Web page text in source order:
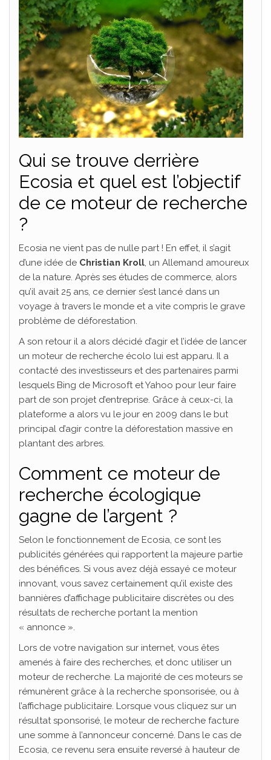
Qui se trouve derrière
Ecosia et quel est l’objectif
de ce moteur de recherche
?
Ecosia ne vient pas de nulle part ! En effet, il s’agit
d’une idée de Christian Kroll, un Allemand amoureux
de la nature. Après ses études de commerce, alors
qu’il avait 25 ans, ce dernier s’est lancé dans un
voyage à travers le monde et a vite compris le grave
problème de déforestation.
A son retour il a alors décidé d’agir et l’idée de lancer
un moteur de recherche écolo lui est apparu. Il a
contacté des investisseurs et des partenaires parmi
lesquels Bing de Microsoft et Yahoo pour leur faire
part de son projet d’entreprise. Grâce à ceux-ci, la
plateforme a alors vu le jour en 2009 dans le but
principal d’agir contre la déforestation massive en
plantant des arbres.
Comment ce moteur de
recherche écologique
gagne de l’argent ?
Selon le fonctionnement de Ecosia, ce sont les
publicités générées qui rapportent la majeure partie
des bénéfices. Si vous avez déjà essayé ce moteur
innovant, vous savez certainement qu’il existe des
bannières d’affichage publicitaire discrètes ou des
résultats de recherche portant la mention
« annonce ».
Lors de votre navigation sur internet, vous êtes
amenés à faire des recherches, et donc utiliser un
moteur de recherche. La majorité de ces moteurs se
rémunèrent grâce à la recherche sponsorisée, ou à
l’affichage publicitaire. Lorsque vous cliquez sur un
résultat sponsorisé, le moteur de recherche facture
une somme à l’annonceur concerné. Dans le cas de
Ecosia, ce revenu sera ensuite reversé à hauteur de